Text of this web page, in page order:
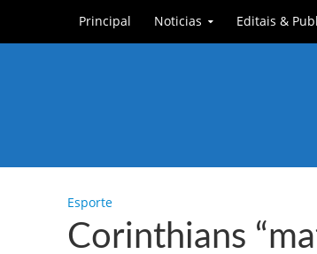
Principal Noticias Editais &
Esporte
Corinthians